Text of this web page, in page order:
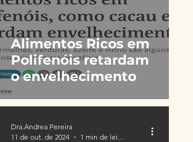
Alimentos Ricos em
Polifenóis retardam
o envelhecimento
Dra.Andrea Pereira
11 de out. de 2024
1 min de leitura